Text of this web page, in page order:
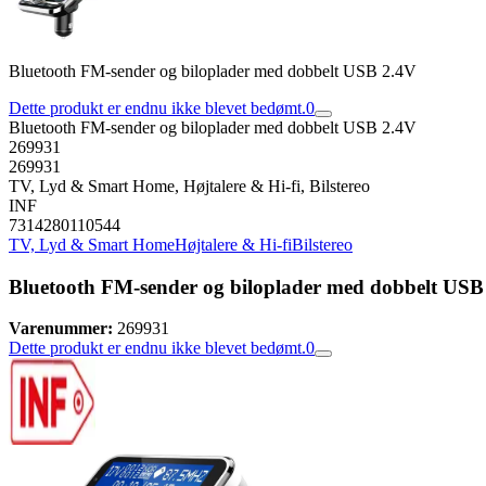
Bluetooth FM-sender og biloplader med dobbelt USB 2.4V
Dette produkt er endnu ikke blevet bedømt.0
Bluetooth FM-sender og biloplader med dobbelt USB 2.4V
269931
269931
TV, Lyd & Smart Home, Højtalere & Hi-fi, Bilstereo
INF
7314280110544
TV, Lyd & Smart HomeHøjtalere & Hi-fiBilstereo
Bluetooth FM-sender og biloplader med dobbelt
Varenummer: 269931
Dette produkt er endnu ikke blevet bedømt.0